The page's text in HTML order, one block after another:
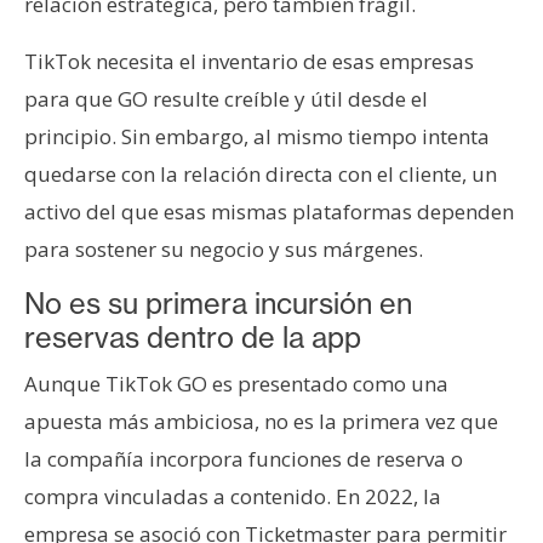
TikTok necesita el inventario de esas empresas
para que GO resulte creíble y útil desde el
principio. Sin embargo, al mismo tiempo intenta
quedarse con la relación directa con el cliente, un
activo del que esas mismas plataformas dependen
para sostener su negocio y sus márgenes.
No es su primera incursión en
reservas dentro de la app
Aunque TikTok GO es presentado como una
apuesta más ambiciosa, no es la primera vez que
la compañía incorpora funciones de reserva o
compra vinculadas a contenido. En 2022, la
empresa se asoció con Ticketmaster para permitir